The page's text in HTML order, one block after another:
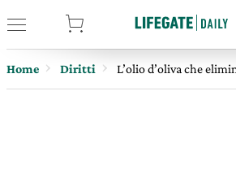
Home Diritti L’olio d’oliva che